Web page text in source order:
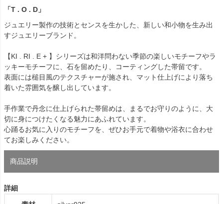
「T . O . D」
ジュエリー製作の技術とセンスを生かした、新しい和小物を生み出
すジュエリーブランド。
【KI . RI . E + 】シリーズは和洋問わない季節の楽しいモチーフやラ
ッキーモチーフに、石を留めたり、コーティングした帯留です。
表面には槌目風のテクスチャーが施され、マット仕上げにより落ち
着いた雰囲気を醸し出しています。
手作業で丹念に仕上げられた帯留めは、まるでお守りのように、大
切に身につけたくなる魅力にあふれています。
心踊るお気に入りのモチーフを、ぜひお手元で着物や浴衣に合わせ
てお楽しみください。
商品説明
詳細